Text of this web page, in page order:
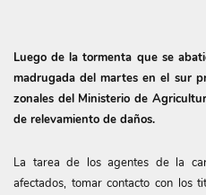
Luego de la tormenta que se
madrugada del martes en el sur
zonales del Ministerio de
de relevamiento de daños.
La tarea de los agentes de la
afectados, tomar contacto con los